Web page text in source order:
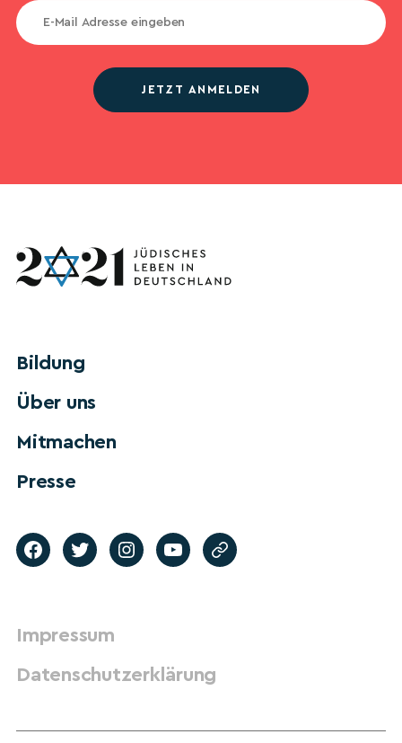
JETZT ANMELDEN
Bildung
Über uns
Mitmachen
Presse
Impressum
Datenschutzerklärung